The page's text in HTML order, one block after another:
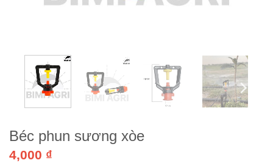
Béc phun sương xòe
4,000 ₫